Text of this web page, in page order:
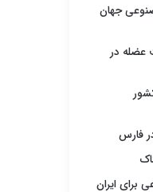
جهان
عضله در
فارس